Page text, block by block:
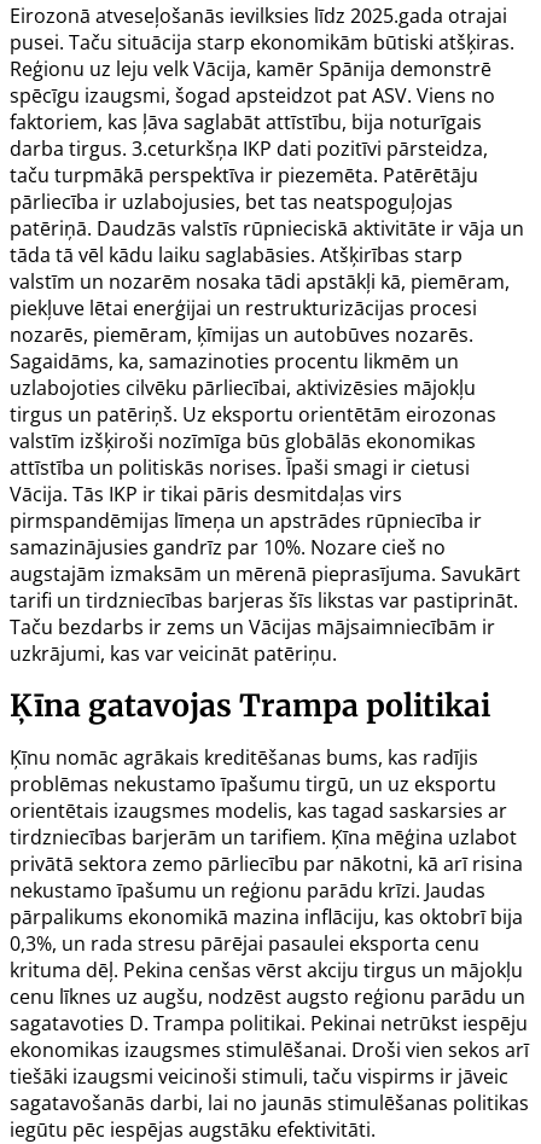
Eirozonā atveseļošanās ievilksies līdz 2025.gada otrajai
pusei. Taču situācija starp ekonomikām būtiski atšķiras.
Reģionu uz leju velk Vācija, kamēr Spānija demonstrē
spēcīgu izaugsmi, šogad apsteidzot pat ASV. Viens no
faktoriem, kas ļāva saglabāt attīstību, bija noturīgais
darba tirgus. 3.ceturkšņa IKP dati pozitīvi pārsteidza,
taču turpmākā perspektīva ir piezemēta. Patērētāju
pārliecība ir uzlabojusies, bet tas neatspoguļojas
patēriņā. Daudzās valstīs rūpnieciskā aktivitāte ir vāja un
tāda tā vēl kādu laiku saglabāsies. Atšķirības starp
valstīm un nozarēm nosaka tādi apstākļi kā, piemēram,
piekļuve lētai enerģijai un restrukturizācijas procesi
nozarēs, piemēram, ķīmijas un autobūves nozarēs.
Sagaidāms, ka, samazinoties procentu likmēm un
uzlabojoties cilvēku pārliecībai, aktivizēsies mājokļu
tirgus un patēriņš. Uz eksportu orientētām eirozonas
valstīm izšķiroši nozīmīga būs globālās ekonomikas
attīstība un politiskās norises. Īpaši smagi ir cietusi
Vācija. Tās IKP ir tikai pāris desmitdaļas virs
pirmspandēmijas līmeņa un apstrādes rūpniecība ir
samazinājusies gandrīz par 10%. Nozare cieš no
augstajām izmaksām un mērenā pieprasījuma. Savukārt
tarifi un tirdzniecības barjeras šīs likstas var pastiprināt.
Taču bezdarbs ir zems un Vācijas mājsaimniecībām ir
uzkrājumi, kas var veicināt patēriņu.
Ķīna gatavojas Trampa politikai
Ķīnu nomāc agrākais kreditēšanas bums, kas radījis
problēmas nekustamo īpašumu tirgū, un uz eksportu
orientētais izaugsmes modelis, kas tagad saskarsies ar
tirdzniecības barjerām un tarifiem. Ķīna mēģina uzlabot
privātā sektora zemo pārliecību par nākotni, kā arī risina
nekustamo īpašumu un reģionu parādu krīzi. Jaudas
pārpalikums ekonomikā mazina inflāciju, kas oktobrī bija
0,3%, un rada stresu pārējai pasaulei eksporta cenu
krituma dēļ. Pekina cenšas vērst akciju tirgus un mājokļu
cenu līknes uz augšu, nodzēst augsto reģionu parādu un
sagatavoties D. Trampa politikai. Pekinai netrūkst iespēju
ekonomikas izaugsmes stimulēšanai. Droši vien sekos arī
tiešāki izaugsmi veicinoši stimuli, taču vispirms ir jāveic
sagatavošanās darbi, lai no jaunās stimulēšanas politikas
iegūtu pēc iespējas augstāku efektivitāti.